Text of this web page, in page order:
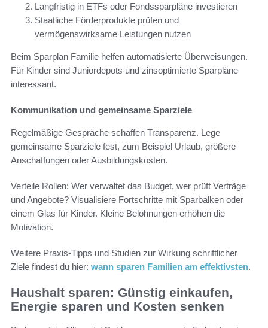
Langfristig in ETFs oder Fondssparpläne investieren
Staatliche Förderprodukte prüfen und
vermögenswirksame Leistungen nutzen
Beim Sparplan Familie helfen automatisierte Überweisungen.
Für Kinder sind Juniordepots und zinsoptimierte Sparpläne
interessant.
Kommunikation und gemeinsame Sparziele
Regelmäßige Gespräche schaffen Transparenz. Lege
gemeinsame Sparziele fest, zum Beispiel Urlaub, größere
Anschaffungen oder Ausbildungskosten.
Verteile Rollen: Wer verwaltet das Budget, wer prüft Verträge
und Angebote? Visualisiere Fortschritte mit Sparbalken oder
einem Glas für Kinder. Kleine Belohnungen erhöhen die
Motivation.
Weitere Praxis-Tipps und Studien zur Wirkung schriftlicher
Ziele findest du hier: wann sparen Familien am effektivsten.
Haushalt sparen: Günstig einkaufen,
Energie sparen und Kosten senken